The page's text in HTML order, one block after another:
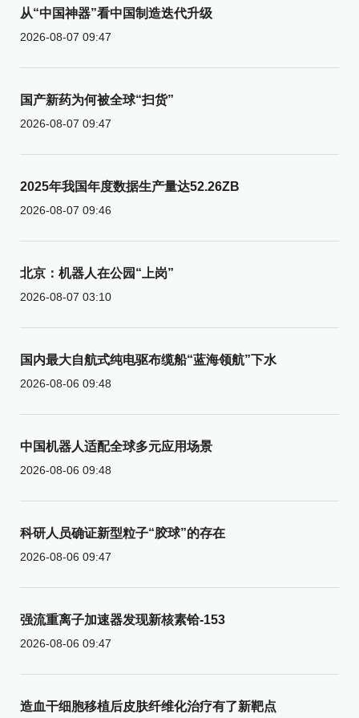
从“中国神器”看中国制造迭代升级
2026-08-07 09:47
国产新药为何被全球“扫货”
2026-08-07 09:47
2025年我国年度数据生产量达52.26ZB
2026-08-07 09:46
北京：机器人在公园“上岗”
2026-08-07 03:10
国内最大自航式纯电驱布缆船“蓝海领航”下水
2026-08-06 09:48
中国机器人适配全球多元应用场景
2026-08-06 09:48
科研人员确证新型粒子“胶球”的存在
2026-08-06 09:47
强流重离子加速器发现新核素铪-153
2026-08-06 09:47
造血干细胞移植后皮肤纤维化治疗有了新靶点